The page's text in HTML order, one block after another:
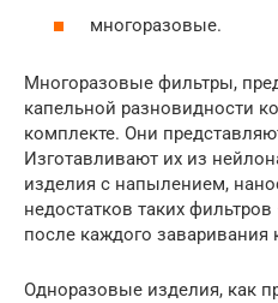
многоразовые.
Многоразовые фильтры,
капельной разновидности
комплекте. Они
Изготавливают их из
изделия с напылением,
недостатков таких
после каждого заваривания
Одноразовые изделия, как